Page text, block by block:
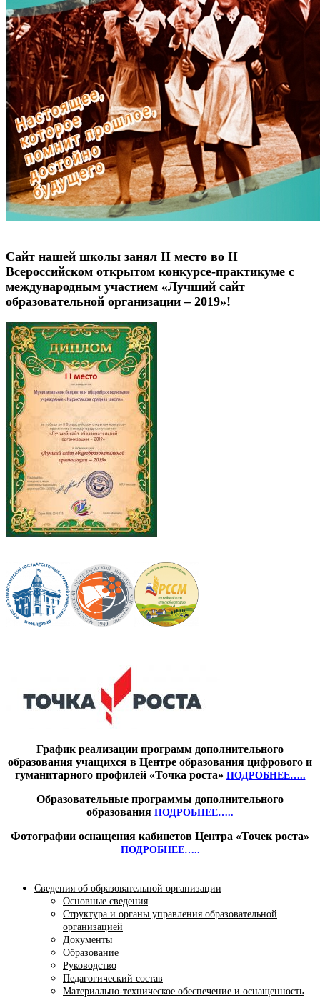
Сайт нашей школы занял II место во II
Всероссийском открытом конкурсе-практикуме с
международным участием «Лучший сайт
образовательной организации – 2019»!
График реализации программ дополнительного
образования учащихся в Центре образования цифрового и
гуманитарного профилей «Точка роста» ПОДРОБНЕЕ…..
Образовательные программы дополнительного
образования ПОДРОБНЕЕ…..
Фотографии оснащения кабинетов Центра «Точек роста»
ПОДРОБНЕЕ…..
Сведения об образовательной организации
Основные сведения
Структура и органы управления образовательной
организацией
Документы
Образование
Руководство
Педагогический состав
Материально-техническое обеспечение и оснащенность